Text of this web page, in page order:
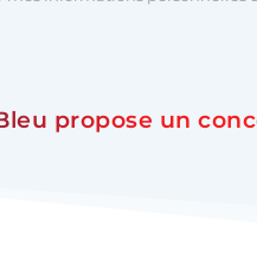
propose un